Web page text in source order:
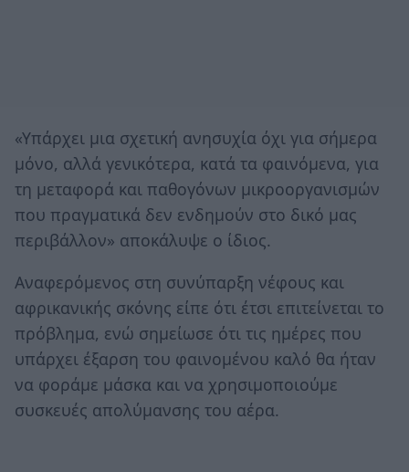
«Υπάρχει μια σχετική ανησυχία όχι για σήμερα
μόνο, αλλά γενικότερα, κατά τα φαινόμενα, για
τη μεταφορά και παθογόνων μικροοργανισμών
που πραγματικά δεν ενδημούν στο δικό μας
περιβάλλον» αποκάλυψε ο ίδιος.
Aναφερόμενος στη συνύπαρξη νέφους και
αφρικανικής σκόνης είπε ότι έτσι επιτείνεται το
πρόβλημα, ενώ σημείωσε ότι τις ημέρες που
υπάρχει έξαρση του φαινομένου καλό θα ήταν
να φοράμε μάσκα και να χρησιμοποιούμε
συσκευές απολύμανσης του αέρα.